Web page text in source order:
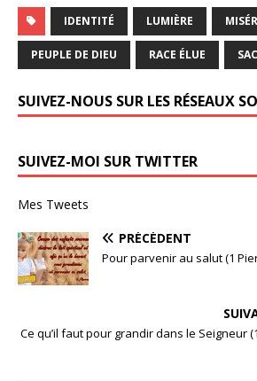
IDENTITÉ LUMIÈRE
PEUPLE DE DIEU RACE ÉLUE
SUIVEZ-NOUS SUR LES RÉSEAUX
SUIVEZ-MOI SUR TWITTER
Mes Tweets
PRÉCÉDENT
Pour parvenir au salut (1
Ce qu’il faut pour grandir dans le Seigneur